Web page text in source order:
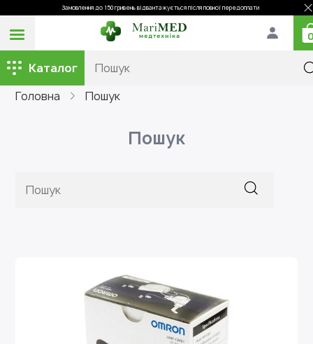
Замовлення до 150 гривень відвантажується після повної передоплати
Каталог
Головна
Пошук
Пошук